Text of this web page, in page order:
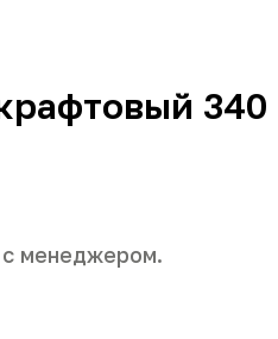
340
менеджером.